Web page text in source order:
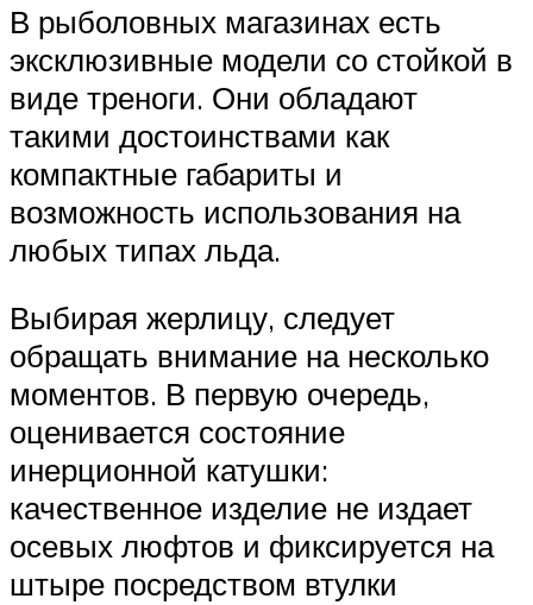
В рыболовных магазинах есть
эксклюзивные модели со стойкой в
виде треноги. Они обладают
такими достоинствами как
компактные габариты и
возможность использования на
любых типах льда.
Выбирая жерлицу, следует
обращать внимание на несколько
моментов. В первую очередь,
оценивается состояние
инерционной катушки:
качественное изделие не издает
осевых люфтов и фиксируется на
штыре посредством втулки